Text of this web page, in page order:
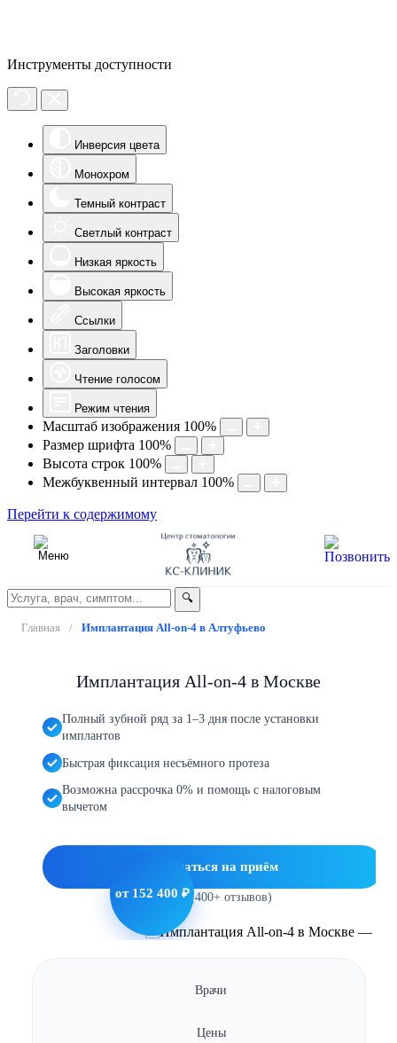
Инструменты доступности
Инверсия цвета
Монохром
Темный контраст
Светлый контраст
Низкая яркость
Высокая яркость
Ссылки
Заголовки
Чтение голосом
Режим чтения
Масштаб изображения 100%
Размер шрифта 100%
Высота строк 100%
Межбуквенный интервал 100%
Перейти к содержимому
🔍
Главная / Имплантация All-on-4 в Алтуфьево
Имплантация All-on-4 в Москве
Полный зубной ряд за 1–3 дня после установки
имплантов
Быстрая фиксация несъёмного протеза
Возможна рассрочка 0% и помощь с налоговым
вычетом
Записаться на приём
5.0(400+ отзывов)
от 152 400 ₽
Врачи
Цены